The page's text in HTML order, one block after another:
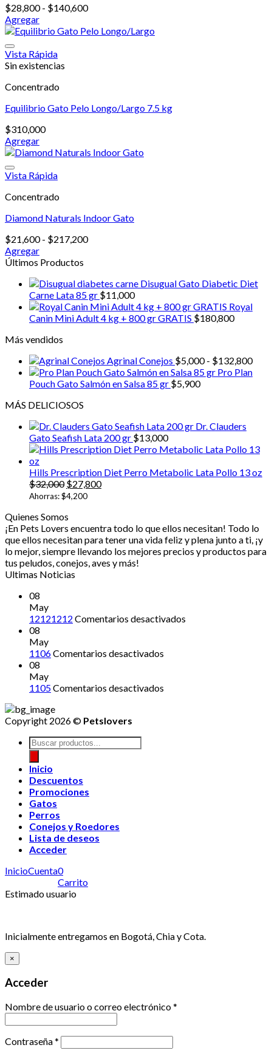
pueden
elegir
en
la
página
de
producto
$28,800 - $140,600Rango
precios:
Agregar
Este
tiene
múltiples
Las
se
elegir
en
la
página
de
producto
Vista Rápida
Sin existencias
Concentrado
Equilibrio Gato Pelo Longo/Largo 7.5 kg
$310,000
Agregar
Vista Rápida
Concentrado
Diamond Naturals Indoor Gato
$21,600 - $217,200Rango
$21,600
hasta
$217,200
Agregar
Este
tiene
múltiples
variantes.
se
pueden
elegir
página
de
producto
Últimos Productos
Disugual Gato Diabetic Diet
Carne Lata 85 gr $11,000
Royal
Canin Mini Adult 4 kg + 800 gr GRATIS $180,800
Más vendidos
Agrinal Conejos $5,000 - $132,800
de
Pro Plan
Pouch Gato Salmón en Salsa 85 gr $5,900
MÁS DELICIOSOS
Dr. Clauders
Gato Seafish Lata 200 gr $13,000
Hills Prescription Diet Perro Metabolic Lata Pollo 13 oz
$32,000 El
precio
era:
$32,000.
$27,800El
$27,800.
Ahorras:$4,200
Quienes Somos
¡En Pets Lovers encuentra todo lo que ellos necesitan! Todo lo
que ellos necesitan para tener una vida feliz y plena junto a ti, ¡y
lo mejor, siempre llevando los mejores precios y productos para
tus peludos, conejos, aves y más!
Ultimas Noticias
08
May
12121212 Comentarios desactivados
08
May
1106Comentarios desactivados
08
May
1105Comentarios desactivados
Copyright 2026 © Petslovers
Búsqueda
de
productos
Inicio
Descuentos
Promociones
Gatos
Perros
Conejos y Roedores
Lista de deseos
Acceder
InicioCuenta0
Carrito
Estimado usuario
Inicialmente entregamos en Bogotá, Chia y Cota.
×
Acceder
Nombre de usuario o correo electrónico*
Contraseña*